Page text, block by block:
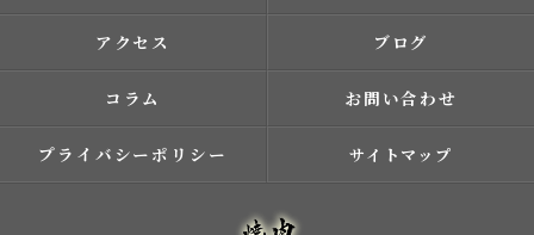
アクセス ブログ
コラム お問い合わせ
プライバシーポリシー サイトマップ